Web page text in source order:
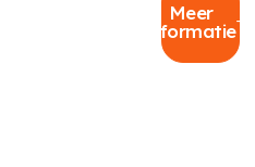
Meer
informatie